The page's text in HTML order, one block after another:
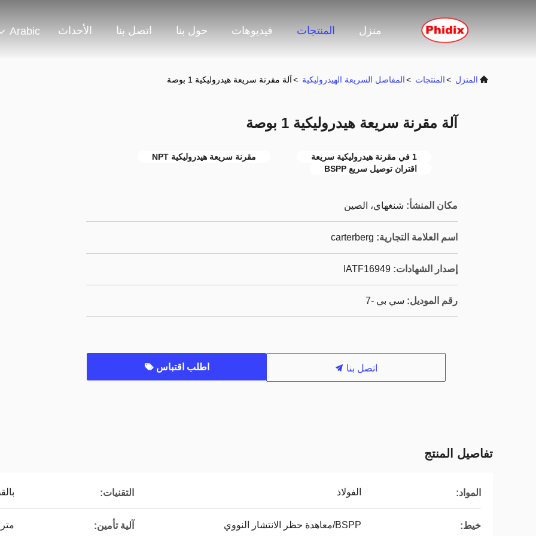
منزل المنتجات فيديوهات حول بنا اتصل بنا الأحداث Arabic
المنزل >المنتجات >المفاصل السريعة الهيدروليكية >آلة مقرنة سريعة هيدروليكية 1 بوصة
آلة مقرنة سريعة هيدروليكية 1 بوصة
1 في مقرنة هيدروليكية سريعة
مقرنة سريعة هيدروليكية NPT
اقتران توصيل سريع BSPP
مكان المنشأ: شنغهاي، الصين
اسم العلامة التجارية: carterberg
إصدار الشهادات: IATF16949
رقم الموديل: سي بي -7
اتصل بنا اطلب اقتباس
تفاصيل المنتج
المواد: الفولاذ التقنيات:
خيط: BSPP/معاهدة حظر الانتشار النووي آلية تأمين: